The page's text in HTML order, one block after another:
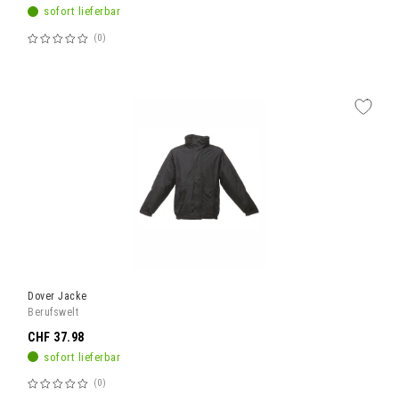
sofort lieferbar
Bewertung:
0
Dover Jacke
Berufswelt
sofort lieferbar
Bewertung:
0
CHF 37.98